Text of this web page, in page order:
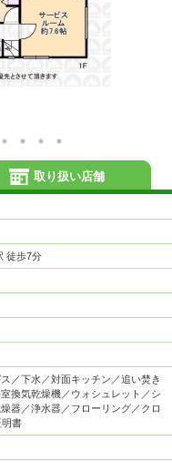
徒歩7分
／下水／対面キッチン／追い焚き
換気乾燥機／ウォシュレット／シ
器／浄水器／フローリング／クロ
明書
取り扱い店舗